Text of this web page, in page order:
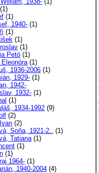
(1)
(1)
1940- (1)
(1)
(1)
(1)
Petö (1)
(1)
1936-2006 (1)
1929- (1)
1942-
1932- (1)
(1)
1934-1992 (9)
(2)
(2)
Soňa, 1921-2.. (1)
Tatiana(1)
(1)
(1)
1964- (1)
1940-2004 (4)